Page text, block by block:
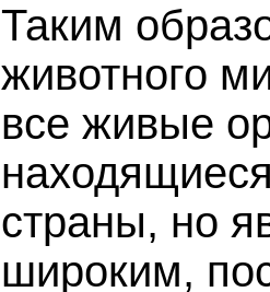
Таким
животного
все живые
страны, но
широким,